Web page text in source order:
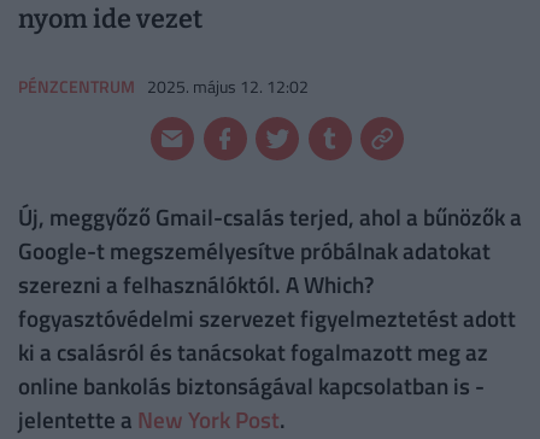
nyom ide vezet
PÉNZCENTRUM 2025. május 12. 12:02
Új, meggyőző Gmail-csalás terjed, ahol a bűnözők a
Google-t megszemélyesítve próbálnak adatokat
szerezni a felhasználóktól. A Which?
fogyasztóvédelmi szervezet figyelmeztetést adott
ki a csalásról és tanácsokat fogalmazott meg az
online bankolás biztonságával kapcsolatban is -
jelentette a New York Post.